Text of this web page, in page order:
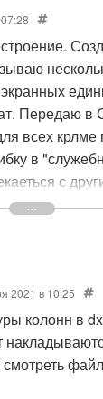
Передаю
всех крлме
в
с
2021 в 10:25
колонн в